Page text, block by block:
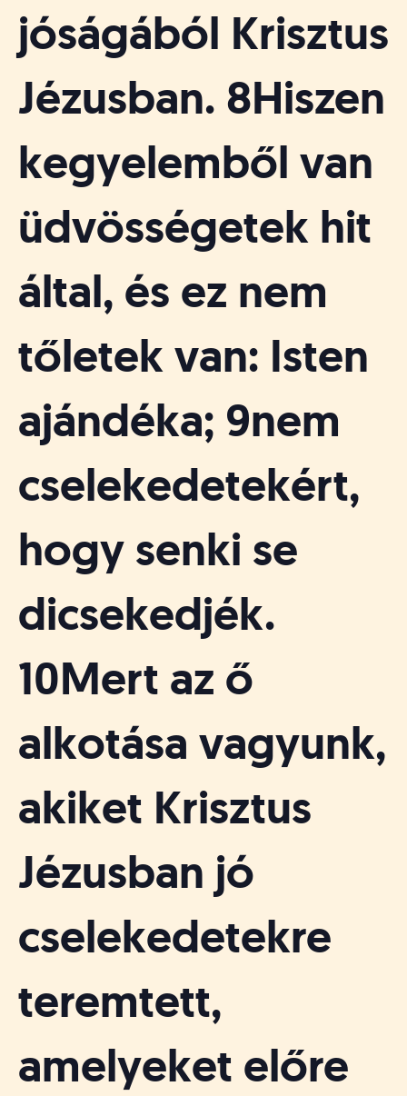
jóságából Krisztus
Jézusban. 8Hiszen
kegyelemből van
üdvösségetek hit
által, és ez nem
tőletek van: Isten
ajándéka; 9nem
cselekedetekért,
hogy senki se
dicsekedjék.
10Mert az ő
alkotása vagyunk,
akiket Krisztus
Jézusban jó
cselekedetekre
teremtett,
amelyeket előre